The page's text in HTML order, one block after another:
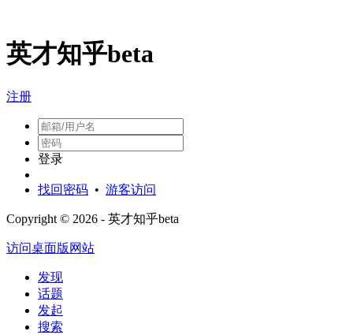
英才知乎beta
注册
登录
找回密码 • 游客访问
Copyright © 2026 - 英才知乎beta
访问桌面版网站
发现
话题
发起
搜索